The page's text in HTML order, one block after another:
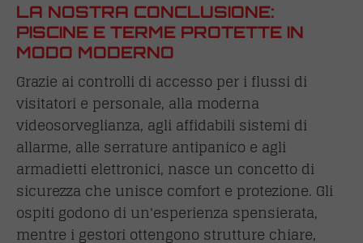
LA NOSTRA CONCLUSIONE:
PISCINE E TERME PROTETTE IN
MODO MODERNO
Grazie ai controlli di accesso per i flussi di
visitatori e personale, alla moderna
videosorveglianza, agli affidabili sistemi di
allarme, alle serrature antipanico e agli
armadietti elettronici, nasce un concetto di
sicurezza che unisce comfort e protezione. Gli
ospiti godono di un'esperienza spensierata,
mentre i gestori ottengono strutture chiare,